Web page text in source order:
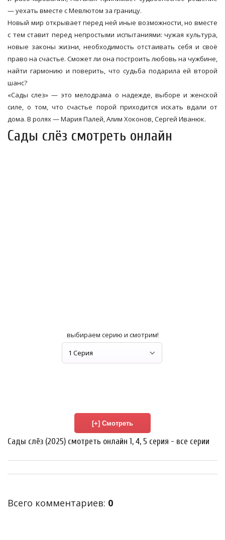
— уехать вместе с Мевлютом за границу.
Новый мир открывает перед ней иные возможности, но вместе
с тем ставит перед непростыми испытаниями: чужая культура,
новые законы жизни, необходимость отстаивать себя и своё
право на счастье. Сможет ли она построить любовь на чужбине,
найти гармонию и поверить, что судьба подарила ей второй
шанс?
«Сады слез» — это мелодрама о надежде, выборе и женской
силе, о том, что счастье порой приходится искать вдали от
дома. В ролях — Мария Палей, Алим Хоконов, Сергей Иванюк.
Сады слёз смотреть онлайн
выбираем серию и смотрим!
Сады слёз (2025) смотреть онлайн 1, 4, 5 серия - все серии
Всего комментариев: 0